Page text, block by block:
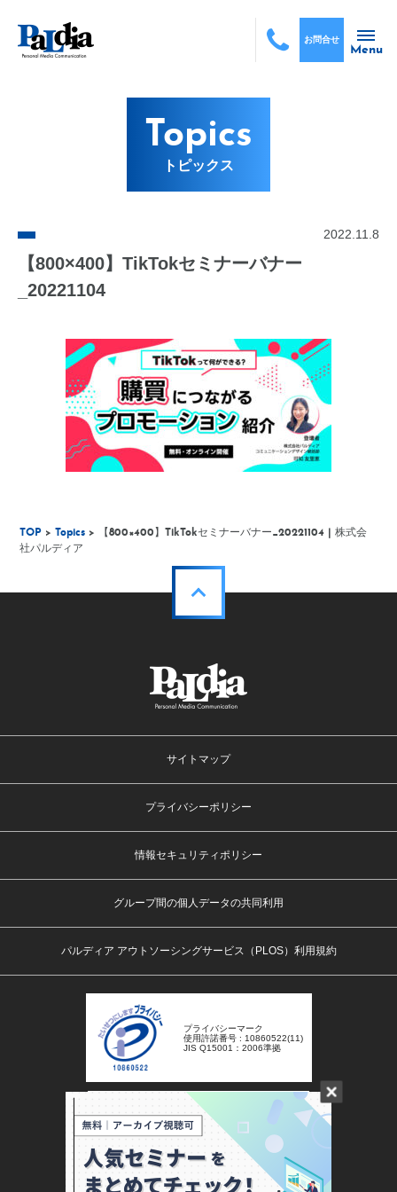
Menu
お問合せ
Topics
トピックス
2022.11.8
【800×400】TikTokセミナーバナー
_20221104
TOP >Topics > 【800×400】TikTokセミナーバナー_20221104 | 株式会
社パルディア
サイトマップ
プライバシーポリシー
情報セキュリティポリシー
グループ間の個人データの共同利用
パルディア アウトソーシングサービス（PLOS）利用規約
プライバシーマーク
使用許諾番号 : 10860522(11)
JIS Q15001：2006準拠